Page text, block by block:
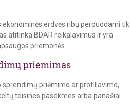
erdvės ribų perduodami tik
atitinka BDAR reikalavimus ir yra
priemonės.
priėmimas
priėmimo ar profiliavimo,
teisines pasekmes arba panašiai